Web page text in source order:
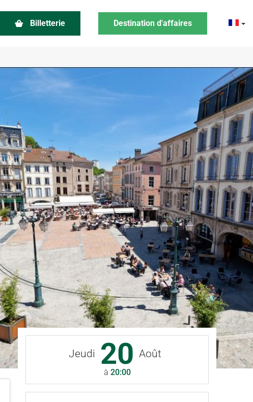
Billetterie Destination d'affaires
Jeudi 20 Août
à 20:00